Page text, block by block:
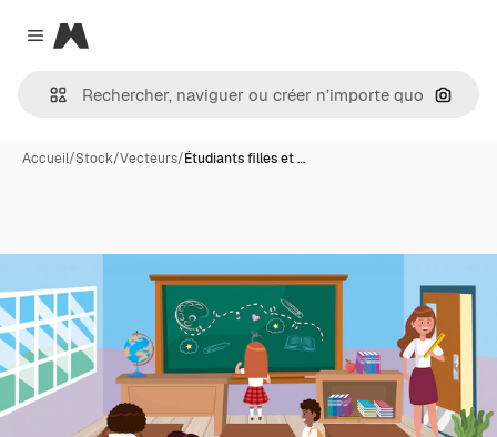
Close menu
Magnific
Accueil/Stock/Vecteurs/Étudiants filles et …